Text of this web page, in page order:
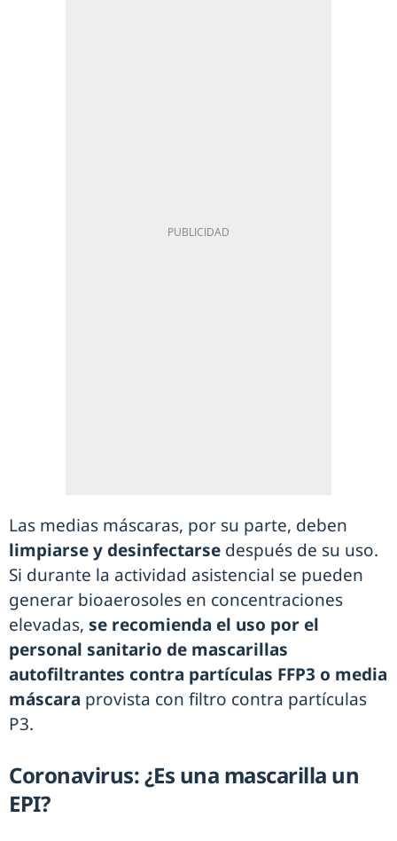
Las medias máscaras, por su parte, deben
limpiarse y desinfectarse después de su uso.
Si durante la actividad asistencial se pueden
generar bioaerosoles en concentraciones
elevadas, se recomienda el uso por el
personal sanitario de mascarillas
autofiltrantes contra partículas FFP3 o media
máscara provista con filtro contra partículas
P3.
Coronavirus: ¿Es una mascarilla un
EPI?